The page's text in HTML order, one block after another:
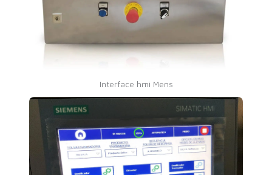
Interface hmi Mens